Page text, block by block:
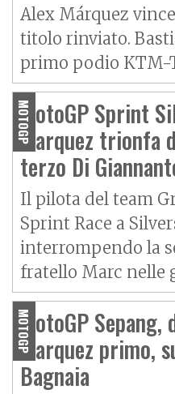
Alex Márquez
titolo rinviato.
primo podio KTM-
MOTOGP
MotoGP Sprint
Marquez trionfa
terzo Di
Il pilota del team
Sprint Race a
interrompendo la
fratello Marc nelle
MOTOGP
MotoGP Sepang,
Marquez primo,
Bagnaia